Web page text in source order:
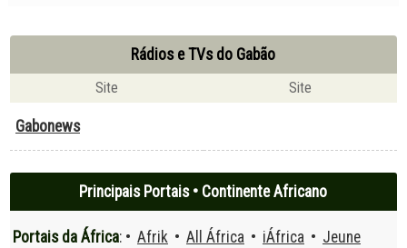
Rádios e TVs do Gabão
Site Site
Gabonews
Principais Portais • Continente Africano
Portais da África: • Afrik • All África • iÁfrica • Jeune